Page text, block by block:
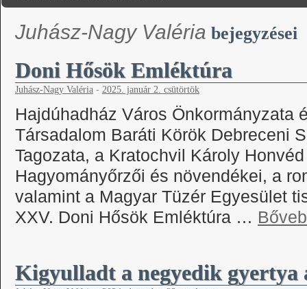
Juhász-Nagy Valéria bejegyzései
Doni Hősök Emléktúra
Juhász-Nagy Valéria - 2025. január 2. csütörtök
Hajdúhadház Város Önkormányzata
Társadalom Baráti Körök Debreceni
Tagozata, a Kratochvil Károly
Hagyományőrzői és növendékei, a
valamint a Magyar Tüzér Egyesület
XXV. Doni Hősök Emléktúra …
Kigyulladt a negyedik gyertya